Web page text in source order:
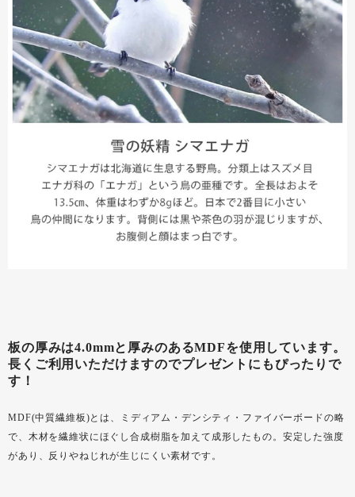
板の厚みは4.0mmと厚みのあるMDFを使用しています。
長くご利用いただけますのでプレゼントにもぴったりで
す！
MDF(中質繊維板)とは、ミディアム・デンシティ・ファイバーボードの略
で、木材を繊維状にほぐし合成樹脂を加えて成形したもの。安定した強度
があり、反りやねじれが生じにくい素材です。